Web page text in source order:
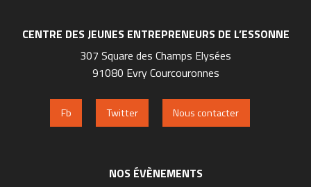
CENTRE DES JEUNES ENTREPRENEURS DE L’ESSONNE
307 Square des Champs Elysées
91080 Evry Courcouronnes
Fb Twitter Nous contacter
NOS ÉVÈNEMENTS